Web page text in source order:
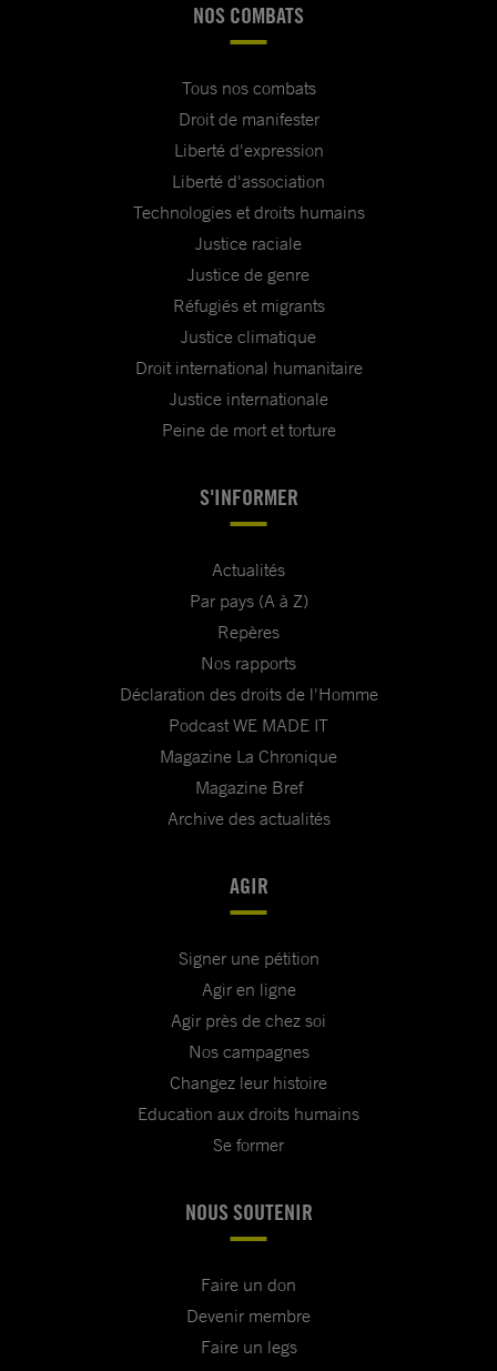
NOS COMBATS
Tous nos combats
Droit de manifester
Liberté d'expression
Liberté d'association
Technologies et droits humains
Justice raciale
Justice de genre
Réfugiés et migrants
Justice climatique
Droit international humanitaire
Justice internationale
Peine de mort et torture
S'INFORMER
Actualités
Par pays (A à Z)
Repères
Nos rapports
Déclaration des droits de l'Homme
Podcast WE MADE IT
Magazine La Chronique
Magazine Bref
Archive des actualités
AGIR
Signer une pétition
Agir en ligne
Agir près de chez soi
Nos campagnes
Changez leur histoire
Education aux droits humains
Se former
NOUS SOUTENIR
Faire un don
Devenir membre
Faire un legs